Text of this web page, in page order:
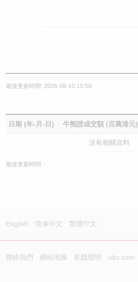
最後更新時間: 2026-08-10 15:50
日期 (年-月-日) 牛熊證成交額 (百萬港元)
沒有相關資料
最後更新時間: -
English 简体中文 繁體中文
聯絡我們 網站地圖 私隱聲明 ubs.com